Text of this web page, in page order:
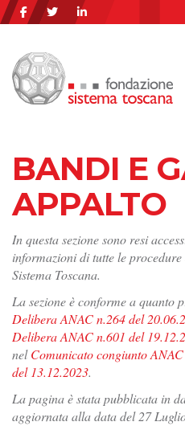
BANDI E
APPALTO
In questa sezione sono resi
informazioni di tutte le
Sistema Toscana.
La sezione è conforme a quanto
Delibera ANAC n.264 del
Delibera ANAC n.601 del
nelComunicato congiunto
del 13.12.2023.
La pagina è stata pubblicata in
aggiornata alla data del 27